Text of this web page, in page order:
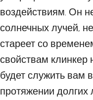
воздействиям. Он
солнечных лучей,
стареет со
свойствам клинкер
будет служить вам
протяжении долгих